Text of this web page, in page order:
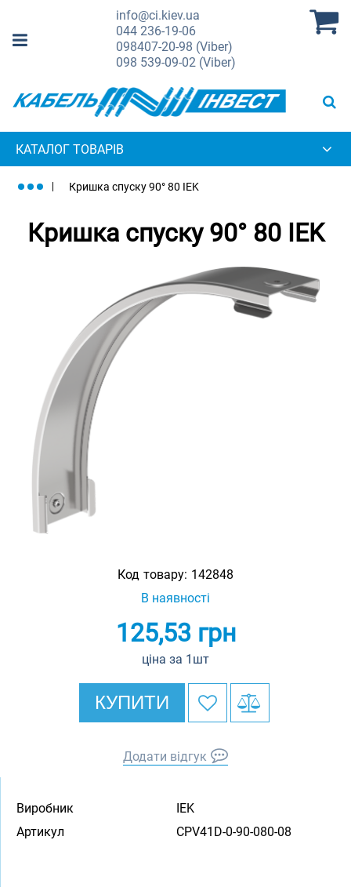
info@ci.kiev.ua
044236-19-06
098407-20-98 (Viber)
098 539-09-02 (Viber)
КАТАЛОГ ТОВАРІВ
Кришка спуску 90° 80 IEK
Кришка спуску 90° 80 IEK
Код товару: 142848
В наявності
125,53грн
ціна за 1шт
КУПИТИ
Додати відгук
Виробник
IEK
Артикул
CPV41D-0-90-080-08